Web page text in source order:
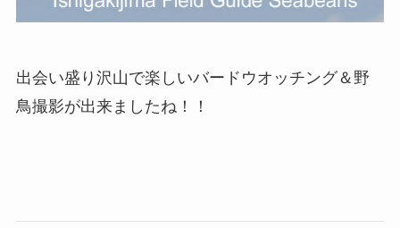
出会い盛り沢山で楽しいバードウオッチング＆野
鳥撮影が出来ましたね！！